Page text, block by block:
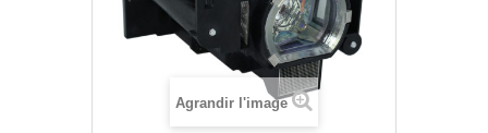
Agrandir l'image